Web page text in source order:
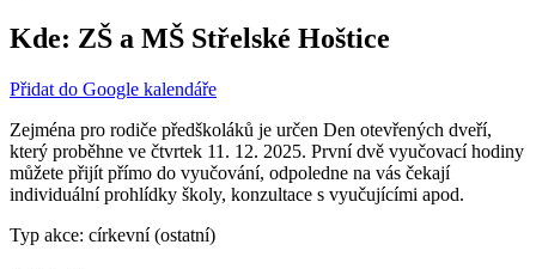
Kde: ZŠ a MŠ Střelské Hoštice
Přidat do Google kalendáře
Zejména pro rodiče předškoláků je určen Den otevřených dveří,
který proběhne ve čtvrtek 11. 12. 2025. První dvě vyučovací hodiny
můžete přijít přímo do vyučování, odpoledne na vás čekají
individuální prohlídky školy, konzultace s vyučujícími apod.
Typ akce: církevní (ostatní)